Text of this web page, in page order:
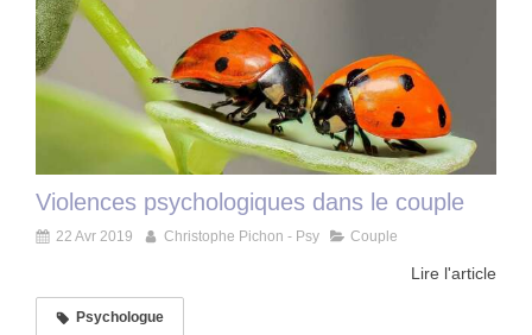
Violences psychologiques dans le couple
22 Avr 2019 Christophe Pichon - Psy Couple
Lire l'article
Psychologue